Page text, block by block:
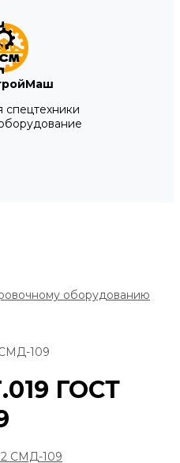
спецтехники
оборудованию
109
ГОСТ